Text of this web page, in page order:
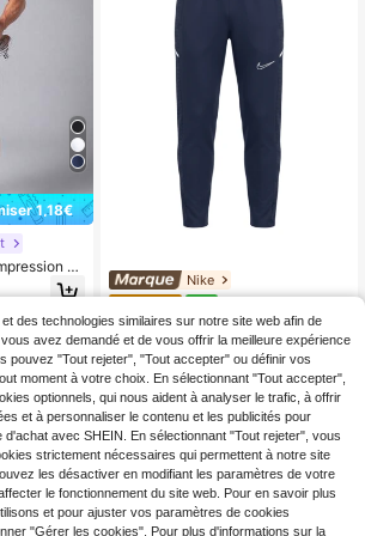
1,18€
as
homm
une jamb
pour le
Nike
Nike Dri-Fit Acade
my Kpz Men's Training Pants
37,78€
des technologies similaires sur notre site web afin de
avez demandé et de vous offrir la meilleure expérience
pouvez "Tout rejeter", "Tout accepter" ou définir vos
moment à votre choix. En sélectionnant "Tout accepter",
optionnels, qui nous aident à analyser le trafic, à offrir
et à personnaliser le contenu et les publicités pour
avec SHEIN. En sélectionnant "Tout rejeter", vous
strictement nécessaires qui permettent à notre site
les désactiver en modifiant les paramètres de votre
le fonctionnement du site web. Pour en savoir plus
et pour ajuster vos paramètres de cookies
"Gérer les cookies". Pour plus d'informations sur la